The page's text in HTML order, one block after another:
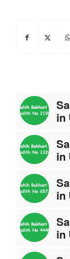
in
in
in
in